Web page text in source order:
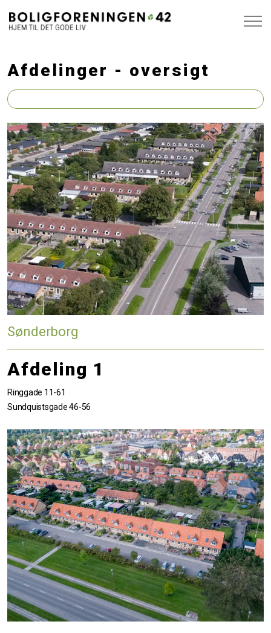
Afdelinger - oversigt
Sønderborg
Afdeling 1
Ringgade 11-61
Sundquistsgade 46-56